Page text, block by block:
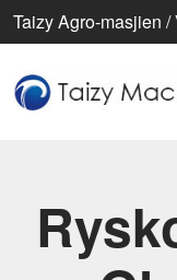
Taizy Agro-masjien